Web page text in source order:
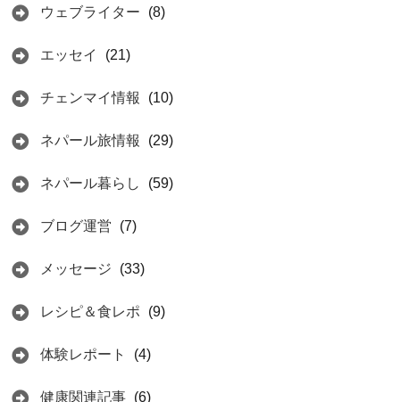
ウェブライター (8)
エッセイ (21)
チェンマイ情報 (10)
ネパール旅情報 (29)
ネパール暮らし (59)
ブログ運営 (7)
メッセージ (33)
レシピ＆食レポ (9)
体験レポート (4)
健康関連記事 (6)